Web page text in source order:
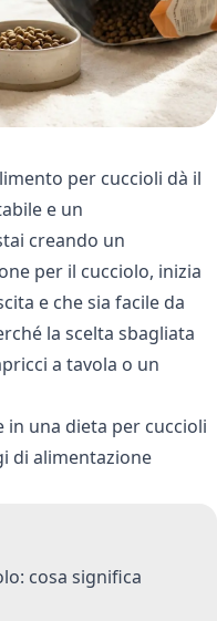
per cuccioli dà il
e un
creando un
per il cucciolo, inizia
e che sia facile da
la scelta sbagliata
a tavola o un
in una dieta per cuccioli
di alimentazione
cosa significa